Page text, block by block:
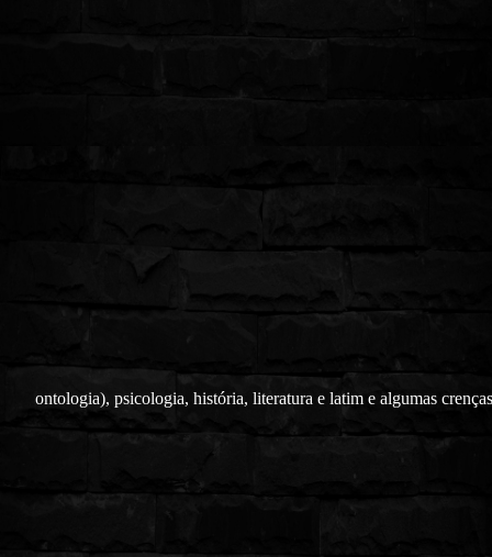
ontologia), psicologia, história, literatura e latim e algumas crenças